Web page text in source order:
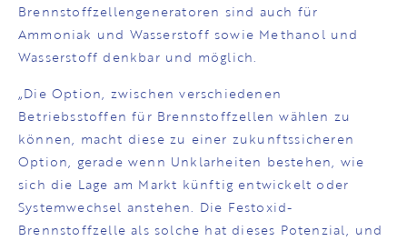
Brennstoffzellengeneratoren sind auch für
Ammoniak und Wasserstoff sowie Methanol und
Wasserstoff denkbar und möglich.
„Die Option, zwischen verschiedenen
Betriebsstoffen für Brennstoffzellen wählen zu
können, macht diese zu einer zukunftssicheren
Option, gerade wenn Unklarheiten bestehen, wie
sich die Lage am Markt künftig entwickelt oder
Systemwechsel anstehen. Die Festoxid-
Brennstoffzelle als solche hat dieses Potenzial, und